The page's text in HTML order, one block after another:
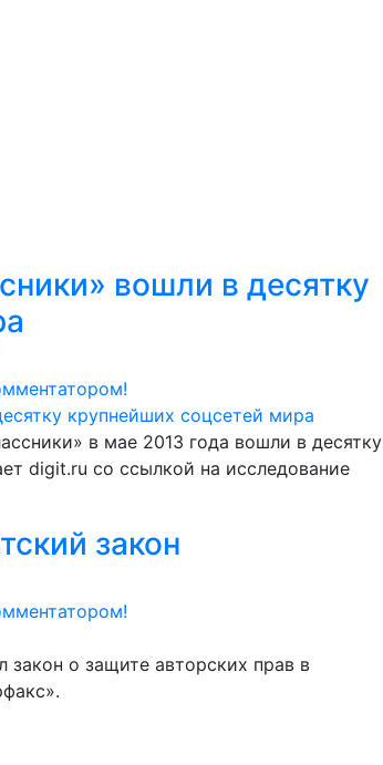
вошли в десятку
в мае 2013 года вошли в десятку
digit.ru со ссылкой на исследование
закон
о защите авторских прав в